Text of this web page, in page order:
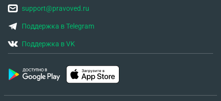
support@pravoved.ru
Поддержка в Telegram
Поддержка в VK